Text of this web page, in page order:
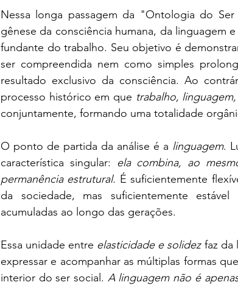
Nessa longa passagem da "Ontologia do
gênese da consciência humana, da linguagem
fundante do trabalho. Seu objetivo é
ser compreendida nem como simples
resultado exclusivo da consciência. Ao
processo histórico em que trabalho,
conjuntamente, formando uma totalidade
O ponto de partida da análise é a linguagem.
característica singular: ela combina, ao
permanência estrutural. É suficientemente
da sociedade, mas suficientemente
acumuladas ao longo das gerações.
Essa unidade entre elasticidade e solidez faz da
expressar e acompanhar as múltiplas formas
interior do ser social. A linguagem não é